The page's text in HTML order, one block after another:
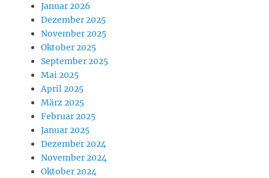
Januar 2026
Dezember 2025
November 2025
Oktober 2025
September 2025
Mai 2025
April 2025
März 2025
Februar 2025
Januar 2025
Dezember 2024
November 2024
Oktober 2024